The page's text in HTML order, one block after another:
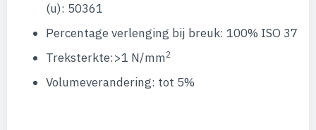
(u): 50361
Percentage verlenging bij breuk: 100% ISO 37
Treksterkte:>1 N/mm2
Volumeverandering: tot 5%